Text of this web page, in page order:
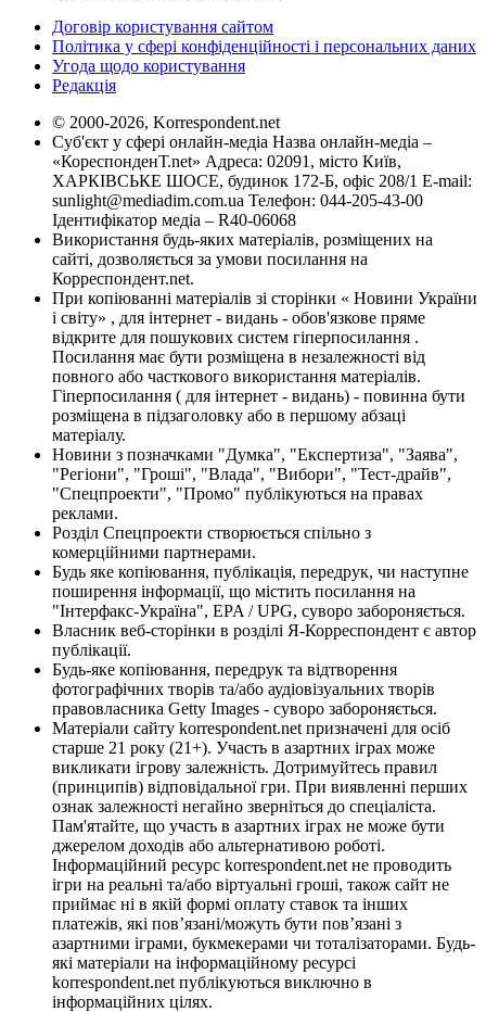
Договір користування сайтом
Політика у сфері конфіденційності і персональних даних
Угода щодо користування
Редакція
© 2000-2026, Korrespondent.net
Суб'єкт у сфері онлайн-медіа Назва онлайн-медіа –
«КореспонденТ.net» Адреса: 02091, місто Київ,
ХАРКІВСЬКЕ ШОСЕ, будинок 172-Б, офіс 208/1 E-mail:
sunlight@mediadim.com.ua Телефон: 044-205-43-00
Ідентифікатор медіа – R40-06068
Використання будь-яких матеріалів, розміщених на
сайті, дозволяється за умови посилання на
Корреспондент.net.
При копіюванні матеріалів зі сторінки « Новини України
і світу» , для інтернет - видань - обов'язкове пряме
відкрите для пошукових систем гіперпосилання .
Посилання має бути розміщена в незалежності від
повного або часткового використання матеріалів.
Гіперпосилання ( для інтернет - видань) - повинна бути
розміщена в підзаголовку або в першому абзаці
матеріалу.
Новини з позначками "Думка", "Експертиза", "Заява",
"Регіони", "Гроші", "Влада", "Вибори", "Тест-драйв",
"Спецпроекти", "Промо" публікуються на правах
реклами.
Розділ Спецпроекти створюється спільно з
комерційними партнерами.
Будь яке копіювання, публікація, передрук, чи наступне
поширення інформації, що містить посилання на
"Інтерфакс-Україна", EPA / UPG, суворо забороняється.
Власник веб-сторінки в розділі Я-Корреспондент є автор
публікації.
Будь-яке копіювання, передрук та відтворення
фотографічних творів та/або аудіовізуальних творів
правовласника Getty Images - суворо забороняється.
Матеріали сайту korrespondent.net призначені для осіб
старше 21 року (21+). Участь в азартних іграх може
викликати ігрову залежність. Дотримуйтесь правил
(принципів) відповідальної гри. При виявленні перших
ознак залежності негайно зверніться до спеціаліста.
Пам'ятайте, що участь в азартних іграх не може бути
джерелом доходів або альтернативою роботі.
Інформаційний ресурс korrespondent.net не проводить
ігри на реальні та/або віртуальні гроші, також сайт не
приймає ні в якій формі оплату ставок та інших
платежів, які пов’язані/можуть бути пов’язані з
азартними іграми, букмекерами чи тоталізаторами. Будь-
які матеріали на інформаційному ресурсі
korrespondent.net публікуються виключно в
інформаційних цілях.